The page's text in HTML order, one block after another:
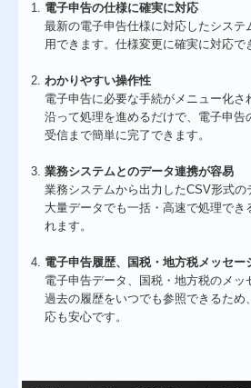
電子申告の仕様に確実に対応
最新の電子申告仕様に対応したシステ
用できます。仕様変更に確実に対応で
わかりやすい操作性
電子申告に必要な手続がメニュー化さ
沿って処理を進めるだけで、電子申告
受信まで簡単に完了できます。
業務システムとのデータ連携が容易
業務システムから出力したCSV形式の
大量データでも一括・高速で処理でき
れます。
電子申告履歴、国税・地方税メッセー
電子申告データ、国税・地方税のメッ
過去の履歴をいつでも参照できるため
応も安心です。